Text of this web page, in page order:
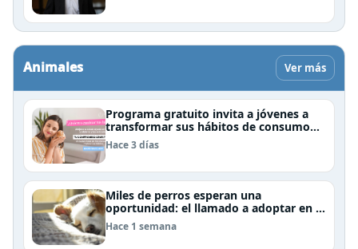
Animales Ver más
Programa gratuito invita a jóvenes a
transformar sus hábitos de consumo
cosmético, alimenticio y de moda
Hace 3 días
Miles de perros esperan una
oportunidad: el llamado a adoptar en el
Día Internacional del Perro Callejero
Hace 1 semana